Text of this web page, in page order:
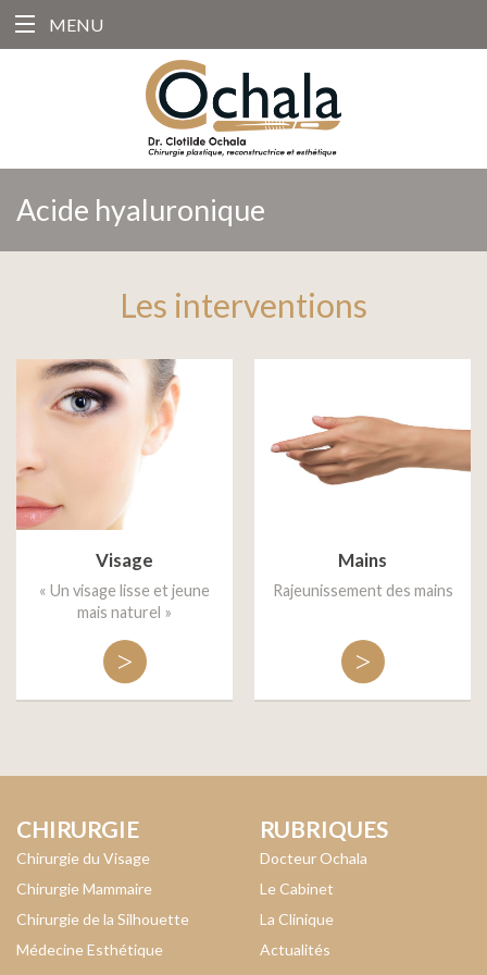
MENU
Acide hyaluronique
Les interventions
Visage
« Un visage lisse et jeune
mais naturel »
>
Mains
Rajeunissement des mains
>
CHIRURGIE
Chirurgie du Visage
Chirurgie Mammaire
Chirurgie de la Silhouette
Médecine Esthétique
RUBRIQUES
Docteur Ochala
Le Cabinet
La Clinique
Actualités